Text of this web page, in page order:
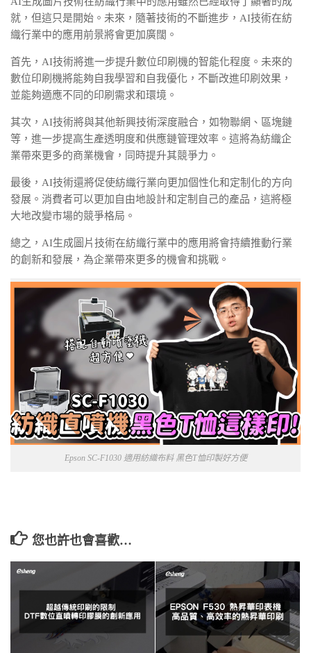
就，但這只是開始。未來，隨著技術的不斷進步，AI技術在紡
織行業中的應用前景將會更加廣闊。
首先，AI技術將進一步提升數位印刷機的智能化程度。未來的
數位印刷機將能夠自我學習和自我優化，不斷改進印刷效果，
並能夠適應不同的印刷需求和環境。
其次，AI技術將與其他新興技術深度融合，如物聯網、區塊鏈
等，進一步提高生產透明度和供應鏈管理效率。這將為紡織企
業帶來更多的商業機會，同時提升其競爭力。
最後，AI技術還將促使紡織行業向更加個性化和定制化的方向
發展。消費者可以更加自由地設計和定制自己的產品，這將極
大地改變市場的競爭格局。
總之，AI生成圖片技術在紡織行業中的應用將會持續推動行業
的創新和發展，為企業帶來更多的機會和挑戰。
Epson SC-F1030 適用紡織布料 黑色T恤印製好方便
您也許也會喜歡…